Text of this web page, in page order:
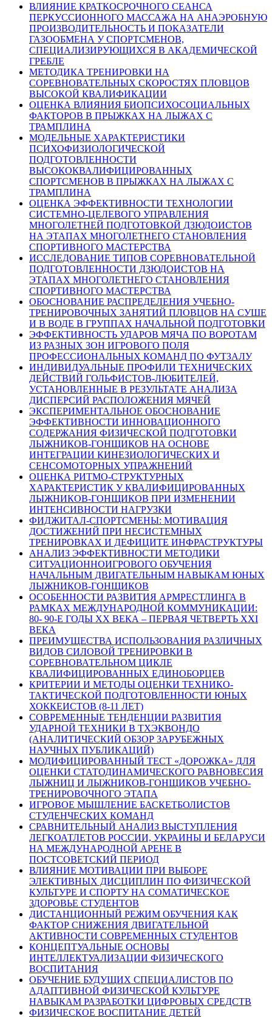
ВЛИЯНИЕ КРАТКОСРОЧНОГО СЕАНСА
ПЕРКУССИОННОГО МАССАЖА НА АНАЭРОБНУЮ
ПРОИЗВОДИТЕЛЬНОСТЬ И ПОКАЗАТЕЛИ
ГАЗООБМЕНА У СПОРТСМЕНОВ,
СПЕЦИАЛИЗИРУЮЩИХСЯ В АКАДЕМИЧЕСКОЙ
ГРЕБЛЕ
МЕТОДИКА ТРЕНИРОВКИ НА
СОРЕВНОВАТЕЛЬНЫХ СКОРОСТЯХ ПЛОВЦОВ
ВЫСОКОЙ КВАЛИФИКАЦИИ
ОЦЕНКА ВЛИЯНИЯ БИОПСИХОСОЦИАЛЬНЫХ
ФАКТОРОВ В ПРЫЖКАХ НА ЛЫЖАХ С
ТРАМПЛИНА
МОДЕЛЬНЫЕ ХАРАКТЕРИСТИКИ
ПСИХОФИЗИОЛОГИЧЕСКОЙ
ПОДГОТОВЛЕННОСТИ
ВЫСОКОКВАЛИФИЦИРОВАННЫХ
СПОРТСМЕНОВ В ПРЫЖКАХ НА ЛЫЖАХ С
ТРАМПЛИНА
ОЦЕНКА ЭФФЕКТИВНОСТИ ТЕХНОЛОГИИ
СИСТЕМНО-ЦЕЛЕВОГО УПРАВЛЕНИЯ
МНОГОЛЕТНЕЙ ПОДГОТОВКОЙ ДЗЮДОИСТОВ
НА ЭТАПАХ МНОГОЛЕТНЕГО СТАНОВЛЕНИЯ
СПОРТИВНОГО МАСТЕРСТВА
ИССЛЕДОВАНИЕ ТИПОВ СОРЕВНОВАТЕЛЬНОЙ
ПОДГОТОВЛЕННОСТИ ДЗЮДОИСТОВ НА
ЭТАПАХ МНОГОЛЕТНЕГО СТАНОВЛЕНИЯ
СПОРТИВНОГО МАСТЕРСТВА
ОБОСНОВАНИЕ РАСПРЕДЕЛЕНИЯ УЧЕБНО-
ТРЕНИРОВОЧНЫХ ЗАНЯТИЙ ПЛОВЦОВ НА СУШЕ
И В ВОДЕ В ГРУППАХ НАЧАЛЬНОЙ ПОДГОТОВКИ
ЭФФЕКТИВНОСТЬ УДАРОВ МЯЧА ПО ВОРОТАМ
ИЗ РАЗНЫХ ЗОН ИГРОВОГО ПОЛЯ
ПРОФЕССИОНАЛЬНЫХ КОМАНД ПО ФУТЗАЛУ
ИНДИВИДУАЛЬНЫЕ ПРОФИЛИ ТЕХНИЧЕСКИХ
ДЕЙСТВИЙ ГОЛЬФИСТОВ-ЛЮБИТЕЛЕЙ,
УСТАНОВЛЕННЫЕ В РЕЗУЛЬТАТЕ АНАЛИЗА
ДИСПЕРСИЙ РАСПОЛОЖЕНИЯ МЯЧЕЙ
ЭКСПЕРИМЕНТАЛЬНОЕ ОБОСНОВАНИЕ
ЭФФЕКТИВНОСТИ ИННОВАЦИОННОГО
СОДЕРЖАНИЯ ФИЗИЧЕСКОЙ ПОДГОТОВКИ
ЛЫЖНИКОВ-ГОНЩИКОВ НА ОСНОВЕ
ИНТЕГРАЦИИ КИНЕЗИОЛОГИЧЕСКИХ И
СЕНСОМОТОРНЫХ УПРАЖНЕНИЙ
ОЦЕНКА РИТМО-СТРУКТУРНЫХ
ХАРАКТЕРИСТИК У КВАЛИФИЦИРОВАННЫХ
ЛЫЖНИКОВ-ГОНЩИКОВ ПРИ ИЗМЕНЕНИИ
ИНТЕНСИВНОСТИ НАГРУЗКИ
ФИДЖИТАЛ-СПОРТСМЕНЫ: МОТИВАЦИЯ
ДОСТИЖЕНИЙ ПРИ НЕСИСТЕМНЫХ
ТРЕНИРОВКАХ И ДЕФИЦИТЕ ИНФРАСТРУКТУРЫ
АНАЛИЗ ЭФФЕКТИВНОСТИ МЕТОДИКИ
СИТУАЦИОННОИГРОВОГО ОБУЧЕНИЯ
НАЧАЛЬНЫМ ДВИГАТЕЛЬНЫМ НАВЫКАМ ЮНЫХ
ЛЫЖНИКОВ-ГОНЩИКОВ
ОСОБЕННОСТИ РАЗВИТИЯ АРМРЕСТЛИНГА В
РАМКАХ МЕЖДУНАРОДНОЙ КОММУНИКАЦИИ:
80- 90-Е ГОДЫ ХХ ВЕКА – ПЕРВАЯ ЧЕТВЕРТЬ ХХI
ВЕКА
ПРЕИМУЩЕСТВА ИСПОЛЬЗОВАНИЯ РАЗЛИЧНЫХ
ВИДОВ СИЛОВОЙ ТРЕНИРОВКИ В
СОРЕВНОВАТЕЛЬНОМ ЦИКЛЕ
КВАЛИФИЦИРОВАННЫХ ЕДИНОБОРЦЕВ
КРИТЕРИИ И МЕТОДЫ ОЦЕНКИ ТЕХНИКО-
ТАКТИЧЕСКОЙ ПОДГОТОВЛЕННОСТИ ЮНЫХ
ХОККЕИСТОВ (8-11 ЛЕТ)
СОВРЕМЕННЫЕ ТЕНДЕНЦИИ РАЗВИТИЯ
УДАРНОЙ ТЕХНИКИ В ТХЭКВОНДО
(АНАЛИТИЧЕСКИЙ ОБЗОР ЗАРУБЕЖНЫХ
НАУЧНЫХ ПУБЛИКАЦИЙ)
МОДИФИЦИРОВАННЫЙ ТЕСТ «ДОРОЖКА» ДЛЯ
ОЦЕНКИ СТАТОДИНАМИЧЕСКОГО РАВНОВЕСИЯ
ЛЫЖНИЦ И ЛЫЖНИКОВ-ГОНЩИКОВ УЧЕБНО-
ТРЕНИРОВОЧНОГО ЭТАПА
ИГРОВОЕ МЫШЛЕНИЕ БАСКЕТБОЛИСТОВ
СТУДЕНЧЕСКИХ КОМАНД
СРАВНИТЕЛЬНЫЙ АНАЛИЗ ВЫСТУПЛЕНИЯ
ЛЕГКОАТЛЕТОВ РОССИИ, УКРАИНЫ И БЕЛАРУСИ
НА МЕЖДУНАРОДНОЙ АРЕНЕ В
ПОСТСОВЕТСКИЙ ПЕРИОД
ВЛИЯНИЕ МОТИВАЦИИ ПРИ ВЫБОРЕ
ЭЛЕКТИВНЫХ ДИСЦИПЛИН ПО ФИЗИЧЕСКОЙ
КУЛЬТУРЕ И СПОРТУ НА СОМАТИЧЕСКОЕ
ЗДОРОВЬЕ СТУДЕНТОВ
ДИСТАНЦИОННЫЙ РЕЖИМ ОБУЧЕНИЯ КАК
ФАКТОР СНИЖЕНИЯ ДВИГАТЕЛЬНОЙ
АКТИВНОСТИ СОВРЕМЕННЫХ СТУДЕНТОВ
КОНЦЕПТУАЛЬНЫЕ ОСНОВЫ
ИНТЕЛЛЕКТУАЛИЗАЦИИ ФИЗИЧЕСКОГО
ВОСПИТАНИЯ
ОБУЧЕНИЕ БУДУЩИХ СПЕЦИАЛИСТОВ ПО
АДАПТИВНОЙ ФИЗИЧЕСКОЙ КУЛЬТУРЕ
НАВЫКАМ РАЗРАБОТКИ ЦИФРОВЫХ СРЕДСТВ
ФИЗИЧЕСКОЕ ВОСПИТАНИЕ ДЕТЕЙ